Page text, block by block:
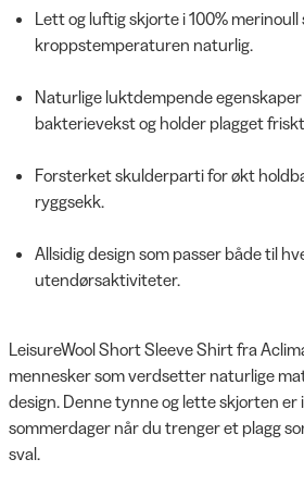
Lett og luftig skjorte i 100%
kroppstemperaturen naturlig.
Naturlige luktdempende
bakterievekst og holder plagget
Forsterket skulderparti for økt
ryggsekk.
Allsidig design som passer både til
utendørsaktiviteter.
LeisureWool Short Sleeve Shirt fra
mennesker som verdsetter naturlige
design. Denne tynne og lette skjorten er
sommerdager når du trenger et plagg
sval.